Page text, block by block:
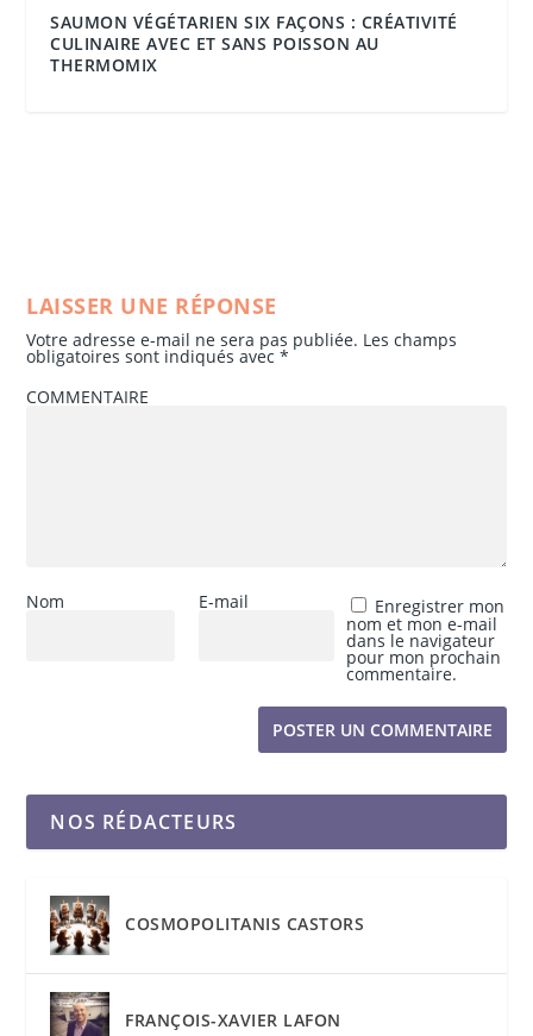
SAUMON VÉGÉTARIEN SIX FAÇONS : CRÉATIVITÉ
CULINAIRE AVEC ET SANS POISSON AU
THERMOMIX
LAISSER UNE RÉPONSE
Votre adresse e-mail ne sera pas publiée. Les champs
obligatoires sont indiqués avec*
COMMENTAIRE
Nom E-mail Enregistrer mon
nom et mon e-mail
dans le navigateur
pour mon prochain
commentaire.
NOS RÉDACTEURS
COSMOPOLITANIS CASTORS
FRANÇOIS-XAVIER LAFON